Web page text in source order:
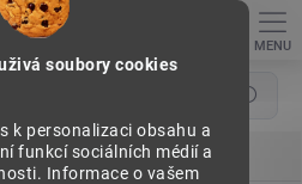
soubory cookies
k personalizaci obsahu a
funkcí sociálních médií a
Informace o vašem
Hledat